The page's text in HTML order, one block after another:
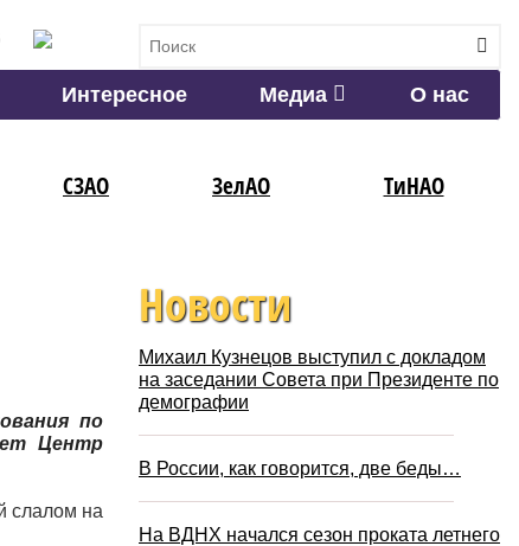
Интересное Медиа О нас
СЗАО ЗелАО ТиНАО
по
Центр
слалом на
Новости
Михаил Кузнецов выступил с докладом
на заседании Совета при Президенте по
демографии
В России, как говорится, две беды…
На ВДНХ начался сезон проката летнего